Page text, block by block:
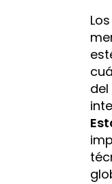
Los